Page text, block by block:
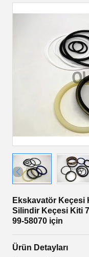
Ekskavatör Keçesi
Silindir Keçesi Kiti
99-58070 için
Ürün Detayları